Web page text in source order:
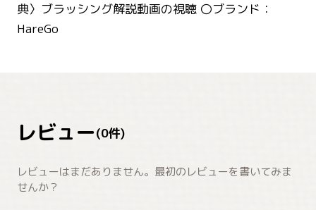
典〉ブラッシング解説動画の視聴 〇ブランド：
HareGo
レビュー(0件)
レビューはまだありません。最初のレビューを書いてみま
せんか？